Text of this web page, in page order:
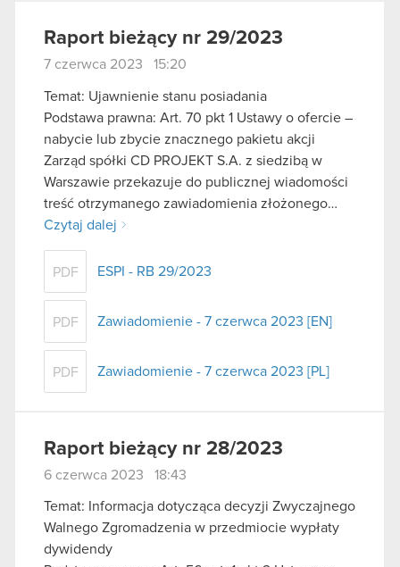
Raport bieżący nr 29/2023
7 czerwca 2023 15:20
Temat: Ujawnienie stanu posiadania
Podstawa prawna: Art. 70 pkt 1 Ustawy o ofercie –
nabycie lub zbycie znacznego pakietu akcji
Zarząd spółki CD PROJEKT S.A. z siedzibą w
Warszawie przekazuje do publicznej wiadomości
treść otrzymanego zawiadomienia złożonego…
Czytaj dalej
PDF ESPI - RB 29/2023
PDF Zawiadomienie - 7 czerwca 2023 [EN]
PDF Zawiadomienie - 7 czerwca 2023 [PL]
Raport bieżący nr 28/2023
6 czerwca 2023 18:43
Temat: Informacja dotycząca decyzji Zwyczajnego
Walnego Zgromadzenia w przedmiocie wypłaty
dywidendy